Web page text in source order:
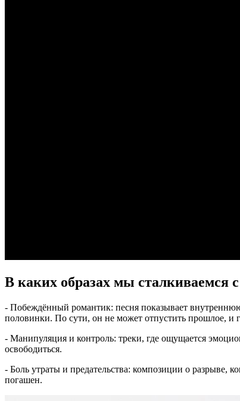
В каких образах мы сталкиваемся
- Побеждённый романтик: песня показывает
половинки. По сути, он не может отпустить прошлое, и
- Манипуляция и контроль: треки, где ощущается
освободиться.
- Боль утраты и предательства: композиции о разрыве,
погашен.